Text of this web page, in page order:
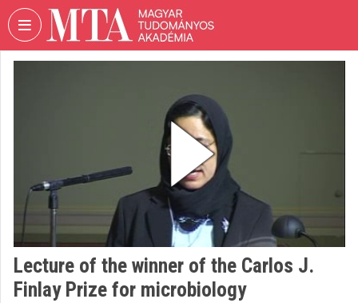
Fejléc kihagyása Menü kihagyása Tartalom kihagyása
Intézményi kezdőlap
Bejelentkezés
Kategóriák
Lecture of the winner of the Carlos J.
Finlay Prize for microbiology